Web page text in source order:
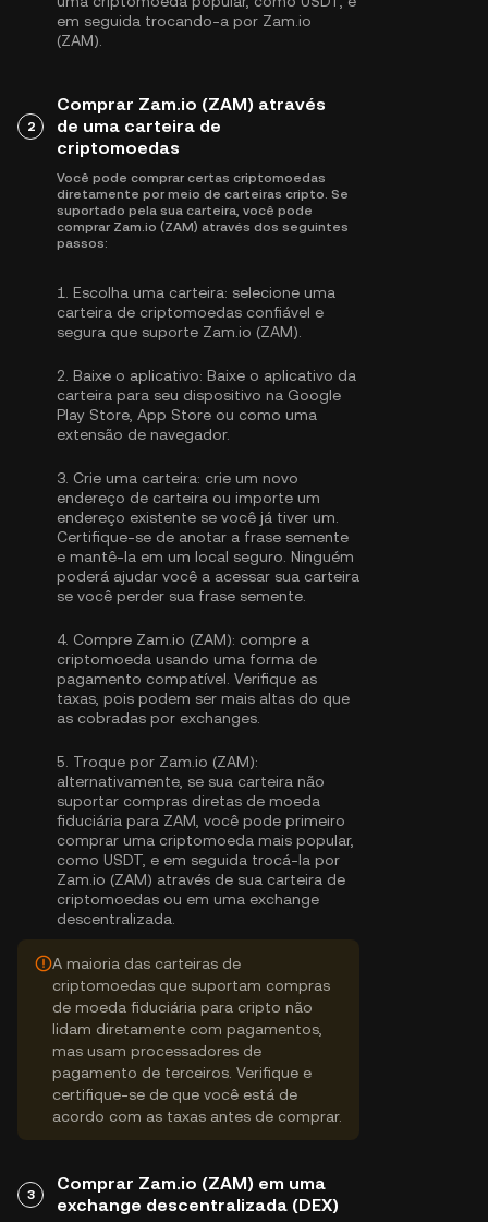
em seguida trocando-a por Zam.io
(ZAM).
2
Comprar Zam.io (ZAM) através
de uma carteira de
criptomoedas
Você pode comprar certas criptomoedas
diretamente por meio de carteiras cripto. Se
suportado pela sua carteira, você pode
comprar Zam.io (ZAM) através dos seguintes
passos:
1. Escolha uma carteira: selecione uma
carteira de criptomoedas confiável e
segura que suporte Zam.io (ZAM).
2. Baixe o aplicativo: Baixe o aplicativo da
carteira para seu dispositivo na Google
Play Store, App Store ou como uma
extensão de navegador.
3. Crie uma carteira: crie um novo
endereço de carteira ou importe um
endereço existente se você já tiver um.
Certifique-se de anotar a frase semente
e mantê-la em um local seguro. Ninguém
poderá ajudar você a acessar sua carteira
se você perder sua frase semente.
4. Compre Zam.io (ZAM): compre a
criptomoeda usando uma forma de
pagamento compatível. Verifique as
taxas, pois podem ser mais altas do que
as cobradas por exchanges.
5. Troque por Zam.io (ZAM):
alternativamente, se sua carteira não
suportar compras diretas de moeda
fiduciária para ZAM, você pode primeiro
comprar uma criptomoeda mais popular,
como USDT, e em seguida trocá-la por
Zam.io (ZAM) através de sua carteira de
criptomoedas ou em uma exchange
descentralizada.
A maioria das carteiras de
criptomoedas que suportam compras
de moeda fiduciária para cripto não
lidam diretamente com pagamentos,
mas usam processadores de
pagamento de terceiros. Verifique e
certifique-se de que você está de
acordo com as taxas antes de comprar.
3
Comprar Zam.io (ZAM) em uma
exchange descentralizada (DEX)